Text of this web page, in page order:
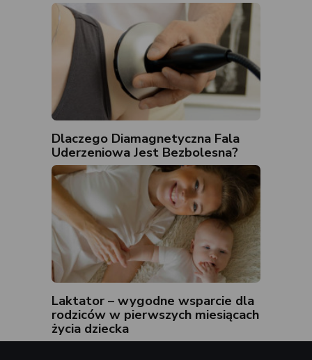
Dlaczego Diamagnetyczna Fala
Uderzeniowa Jest Bezbolesna?
Laktator – wygodne wsparcie dla
rodziców w pierwszych miesiącach
życia dziecka